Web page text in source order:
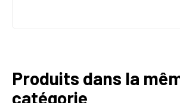
Produits dans la
catégorie